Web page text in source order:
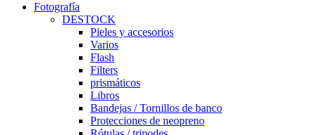
Fotografía
DESTOCK
Pieles y accesorios
Varios
Flash
Filters
prismáticos
Libros
Bandejas / Tornillos de banco
Protecciones de neopreno